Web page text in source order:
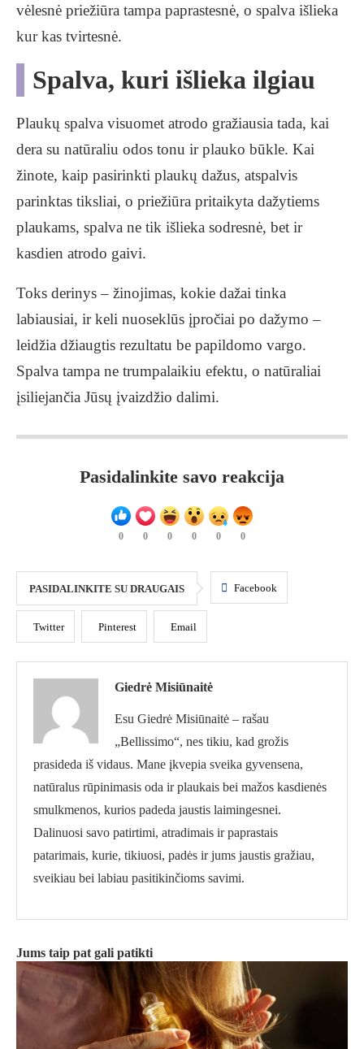
vėlesnė priežiūra tampa paprastesnė, o spalva išlieka
kur kas tvirtesnė.
Spalva, kuri išlieka ilgiau
Plaukų spalva visuomet atrodo gražiausia tada, kai
dera su natūraliu odos tonu ir plauko būkle. Kai
žinote, kaip pasirinkti plaukų dažus, atspalvis
parinktas tiksliai, o priežiūra pritaikyta dažytiems
plaukams, spalva ne tik išlieka sodresnė, bet ir
kasdien atrodo gaivi.
Toks derinys – žinojimas, kokie dažai tinka
labiausiai, ir keli nuoseklūs įpročiai po dažymo –
leidžia džiaugtis rezultatu be papildomo vargo.
Spalva tampa ne trumpalaikiu efektu, o natūraliai
įsiliejančia Jūsų įvaizdžio dalimi.
Pasidalinkite savo reakcija
0 0 0 0 0 0
PASIDALINKITE SU DRAUGAIS Facebook
Twitter Pinterest Email
Giedrė Misiūnaitė
Esu Giedrė Misiūnaitė – rašau
„Bellissimo“, nes tikiu, kad grožis
prasideda iš vidaus. Mane įkvepia sveika gyvensena,
natūralus rūpinimasis oda ir plaukais bei mažos kasdienės
smulkmenos, kurios padeda jaustis laimingesnei.
Dalinuosi savo patirtimi, atradimais ir paprastais
patarimais, kurie, tikiuosi, padės ir jums jaustis gražiau,
sveikiau bei labiau pasitikinčioms savimi.
Jums taip pat gali patikti